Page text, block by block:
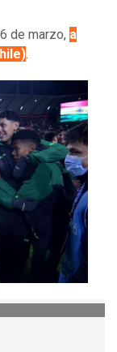
de marzo, a
.